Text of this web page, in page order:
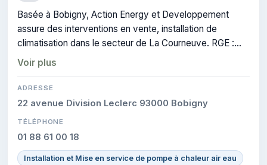
Basée à Bobigny, Action Energy et Developpement
assure des interventions en vente, installation de
climatisation dans le secteur de La Courneuve. RGE :
cette certification atteste du savoir-faire de l'entreprise.
Voir plus
ADRESSE
22 avenue Division Leclerc 93000 Bobigny
TÉLÉPHONE
01 88 61 00 18
Installation et Mise en service de pompe à chaleur air eau